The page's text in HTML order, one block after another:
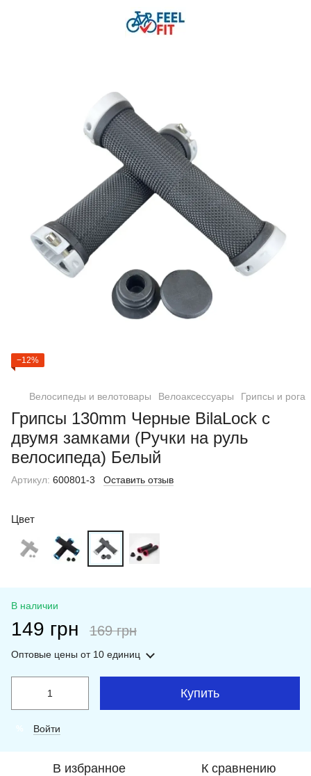
−12%
Велосипеды и велотовары Велоаксессуары Грипсы и рога
Грипсы 130mm Черные BilaLock с
двумя замками (Ручки на руль
велосипеда) Белый
Артикул: 600801-3 Оставить отзыв
Цвет
В наличии
149 грн 169 грн
Оптовые цены от 10 единиц
Купить
Войти
В избранное К сравнению